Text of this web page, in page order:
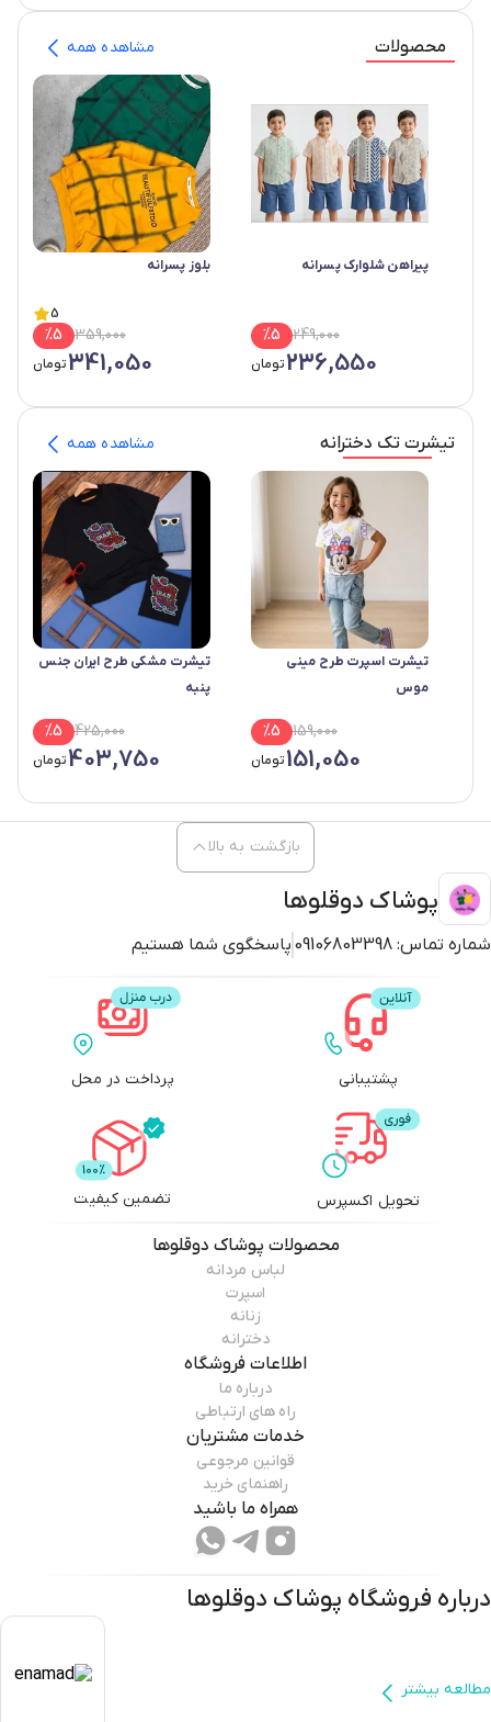
محصولات مشاهده همه
پیراهن شلوارک پسرانه
249,000
%5
236,550تومان
بلوز پسرانه
5
359,000
%5
341,050تومان
تیشرت تک دخترانه مشاهده همه
تیشرت اسپرت طرح مینی
موس
159,000
%5
151,050تومان
تیشرت مشکی طرح ایران جنس
پنبه
425,000
%5
403,750تومان
پوشاک دوقلوها
شماره تماس: 09106803398 پاسخگوی شما هستیم
بازگشت به بالا
پشتیبانی پرداخت در محل
تحویل اکسپرس تضمین کیفیت
محصولات پوشاک دوقلوها
لباس مردانه
اسپرت
زنانه
دخترانه
اطلاعات فروشگاه
درباره ما
راه های ارتباطی
خدمات مشتریان
قوانین مرجوعی
راهنمای خرید
همراه ما باشید
درباره فروشگاه پوشاک دوقلوها
مطالعه بیشتر